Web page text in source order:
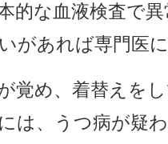
的な血液検査で
があれば専門医
覚め、着替えを
は、うつ病が疑